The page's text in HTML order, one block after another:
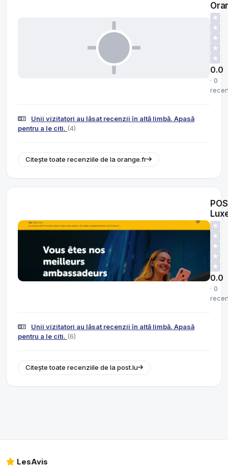
★
★
★
★
★
0.0
· 0
Unii vizitatori au lăsat recenzii în altă limbă. Apasă
pentru a le citi. (4)
Citește toate recenziile de la orange.fr
★
★
★
★
★
0.0
· 0
Unii vizitatori au lăsat recenzii în altă limbă. Apasă
pentru a le citi. (6)
Citește toate recenziile de la post.lu
LesAvis